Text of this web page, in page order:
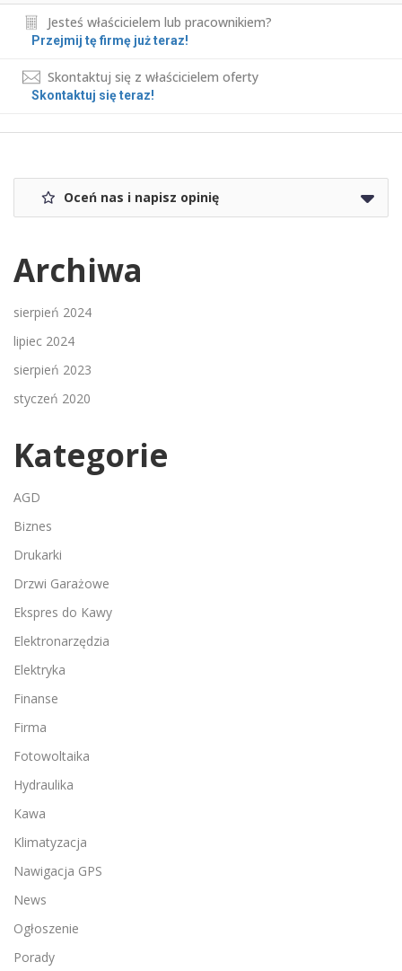
Jesteś właścicielem lub pracownikiem?
Przejmij tę firmę już teraz!
Skontaktuj się z właścicielem oferty
Skontaktuj się teraz!
Oceń nas i napisz opinię
Archiwa
sierpień 2024
lipiec 2024
sierpień 2023
styczeń 2020
Kategorie
AGD
Biznes
Drukarki
Drzwi Garażowe
Ekspres do Kawy
Elektronarzędzia
Elektryka
Finanse
Firma
Fotowoltaika
Hydraulika
Kawa
Klimatyzacja
Nawigacja GPS
News
Ogłoszenie
Porady